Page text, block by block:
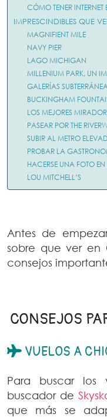
CÓMO TENER
IMPRESCINDIBLES QUE
MAGNIFIENT MILE
NAVY PIER
LAGO MICHIGAN
MILLENIUM PARK, UN
GALERÍAS
BUCKINGHAM
LOS MEJORES
PASEAR POR THE
SUBIR AL METRO
PROBAR LA
HACERSE UNA FOTO
LOU MITCHELL’S
Antes de
sobre que ver en
consejos
CONSEJOS
VUELOS A
Para buscar los
buscador de
que más se